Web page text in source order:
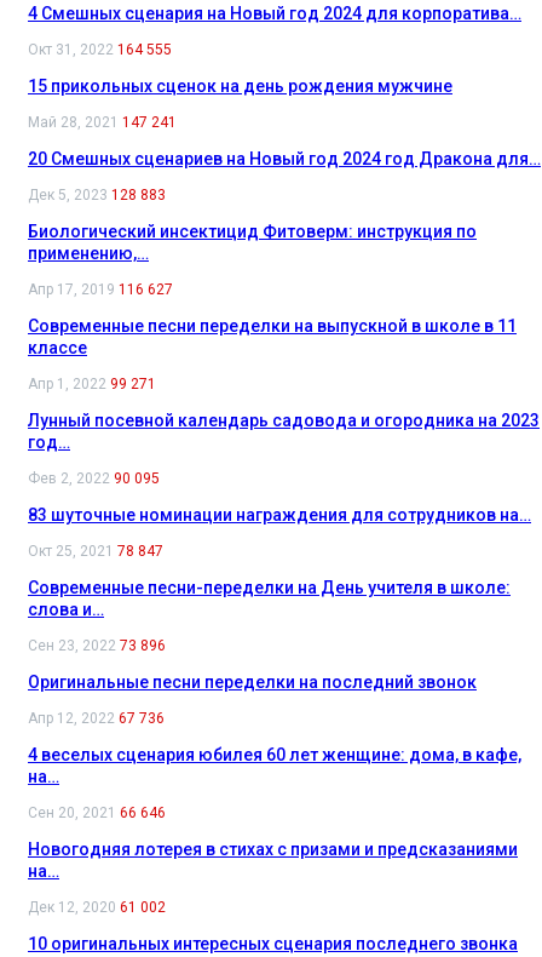
4 Смешных сценария на Новый год 2024 для корпоратива…
Окт 31, 2022 164 555
15 прикольных сценок на день рождения мужчине
Май 28, 2021 147 241
20 Смешных сценариев на Новый год 2024 год Дракона для…
Дек 5, 2023 128 883
Биологический инсектицид Фитоверм: инструкция по
применению,…
Апр 17, 2019 116 627
Современные песни переделки на выпускной в школе в 11
классе
Апр 1, 2022 99 271
Лунный посевной календарь садовода и огородника на 2023
год…
Фев 2, 2022 90 095
83 шуточные номинации награждения для сотрудников на…
Окт 25, 2021 78 847
Современные песни-переделки на День учителя в школе:
слова и…
Сен 23, 2022 73 896
Оригинальные песни переделки на последний звонок
Апр 12, 2022 67 736
4 веселых сценария юбилея 60 лет женщине: дома, в кафе,
на…
Сен 20, 2021 66 646
Новогодняя лотерея в стихах с призами и предсказаниями
на…
Дек 12, 2020 61 002
10 оригинальных интересных сценария последнего звонка